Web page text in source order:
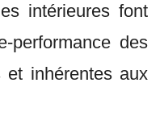
intérieures font
performance des
et inhérentes aux